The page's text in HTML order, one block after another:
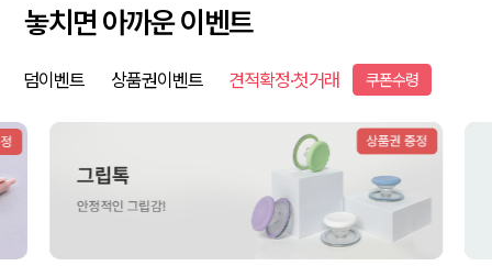
놓치면 아까운 이벤트
덤이벤트 상품권이벤트 견적확정·첫거래 쿠폰수령